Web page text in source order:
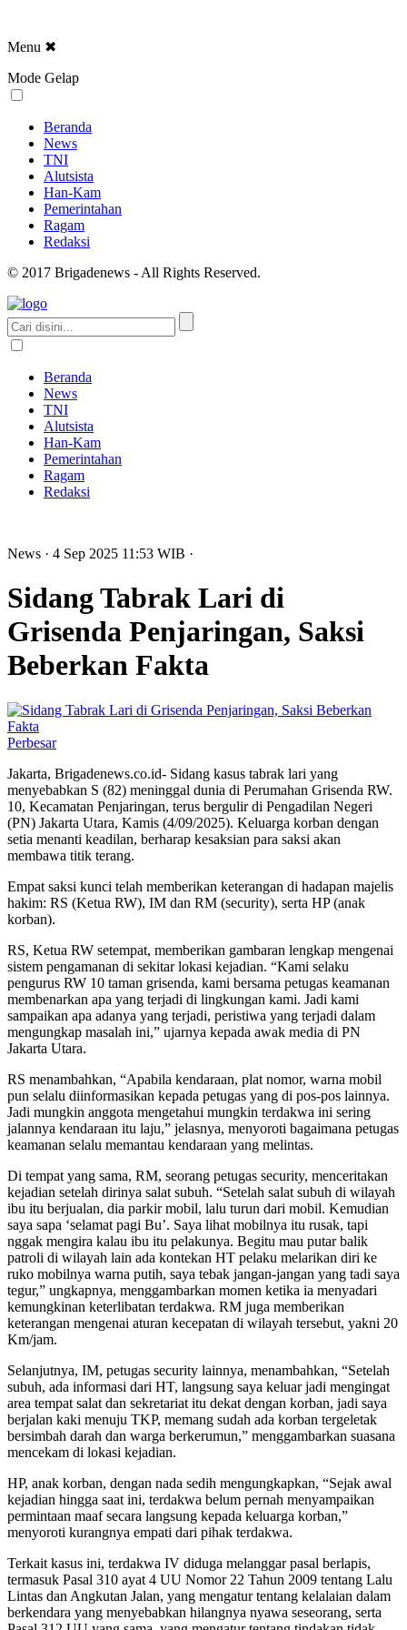
Menu ✖
Mode Gelap
Beranda
News
TNI
Alutsista
Han-Kam
Pemerintahan
Ragam
Redaksi
© 2017 Brigadenews - All Rights Reserved.
Beranda
News
TNI
Alutsista
Han-Kam
Pemerintahan
Ragam
Redaksi
News · 4 Sep 2025 11:53 WIB ·
Sidang Tabrak Lari di
Grisenda Penjaringan, Saksi
Beberkan Fakta
Perbesar
Jakarta, Brigadenews.co.id- Sidang kasus tabrak lari yang
menyebabkan S (82) meninggal dunia di Perumahan Grisenda RW.
10, Kecamatan Penjaringan, terus bergulir di Pengadilan Negeri
(PN) Jakarta Utara, Kamis (4/09/2025). Keluarga korban dengan
setia menanti keadilan, berharap kesaksian para saksi akan
membawa titik terang.
Empat saksi kunci telah memberikan keterangan di hadapan majelis
hakim: RS (Ketua RW), IM dan RM (security), serta HP (anak
korban).
RS, Ketua RW setempat, memberikan gambaran lengkap mengenai
sistem pengamanan di sekitar lokasi kejadian. “Kami selaku
pengurus RW 10 taman grisenda, kami bersama petugas keamanan
membenarkan apa yang terjadi di lingkungan kami. Jadi kami
sampaikan apa adanya yang terjadi, peristiwa yang terjadi dalam
mengungkap masalah ini,” ujarnya kepada awak media di PN
Jakarta Utara.
RS menambahkan, “Apabila kendaraan, plat nomor, warna mobil
pun selalu diinformasikan kepada petugas yang di pos-pos lainnya.
Jadi mungkin anggota mengetahui mungkin terdakwa ini sering
jalannya kendaraan itu laju,” jelasnya, menyoroti bagaimana petugas
keamanan selalu memantau kendaraan yang melintas.
Di tempat yang sama, RM, seorang petugas security, menceritakan
kejadian setelah dirinya salat subuh. “Setelah salat subuh di wilayah
ibu itu berjualan, dia parkir mobil, lalu turun dari mobil. Kemudian
saya sapa ‘selamat pagi Bu’. Saya lihat mobilnya itu rusak, tapi
nggak mengira kalau ibu itu pelakunya. Begitu mau putar balik
patroli di wilayah lain ada kontekan HT pelaku melarikan diri ke
ruko mobilnya warna putih, saya tebak jangan-jangan yang tadi saya
tegur,” ungkapnya, menggambarkan momen ketika ia menyadari
kemungkinan keterlibatan terdakwa. RM juga memberikan
keterangan mengenai aturan kecepatan di wilayah tersebut, yakni 20
Km/jam.
Selanjutnya, IM, petugas security lainnya, menambahkan, “Setelah
subuh, ada informasi dari HT, langsung saya keluar jadi mengingat
area tempat salat dan sekretariat itu dekat dengan korban, jadi saya
berjalan kaki menuju TKP, memang sudah ada korban tergeletak
bersimbah darah dan warga berkerumun,” menggambarkan suasana
mencekam di lokasi kejadian.
HP, anak korban, dengan nada sedih mengungkapkan, “Sejak awal
kejadian hingga saat ini, terdakwa belum pernah menyampaikan
permintaan maaf secara langsung kepada keluarga korban,”
menyoroti kurangnya empati dari pihak terdakwa.
Terkait kasus ini, terdakwa IV diduga melanggar pasal berlapis,
termasuk Pasal 310 ayat 4 UU Nomor 22 Tahun 2009 tentang Lalu
Lintas dan Angkutan Jalan, yang mengatur tentang kelalaian dalam
berkendara yang menyebabkan hilangnya nyawa seseorang, serta